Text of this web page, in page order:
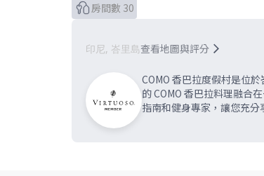
房間數 30
印尼, 峇里島查看地圖與評分
COMO 香巴拉度假村是位
的 COMO 香巴拉料理融合
指南和健身專家，讓您充分